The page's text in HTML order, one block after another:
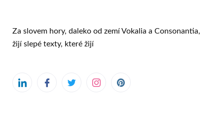
Za slovem hory, daleko od zemí Vokalia a Consonantia,
žijí slepé texty, které žijí